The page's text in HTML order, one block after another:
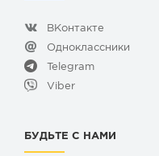
ВКонтакте
Одноклассники
Telegram
Viber
БУДЬТЕ С НАМИ